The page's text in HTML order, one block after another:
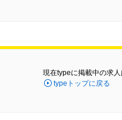
現在typeに掲載中の求人
typeトップに戻る